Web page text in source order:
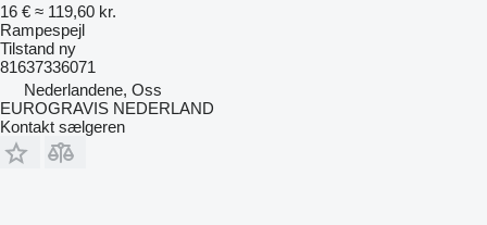
16 € ≈ 119,60 kr.
Rampespejl
Tilstand ny
81637336071
Nederlandene, Oss
EUROGRAVIS NEDERLAND
Kontakt sælgeren